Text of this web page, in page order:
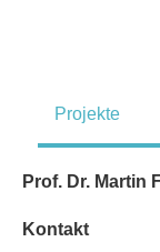
Projekte
Prof. Dr. Martin
Kontakt